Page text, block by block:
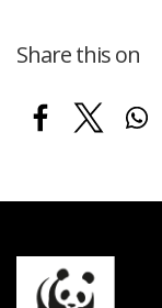
Share this on